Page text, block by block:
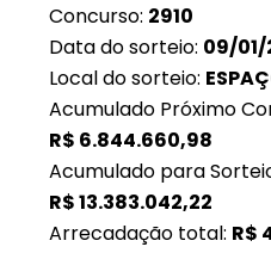
Concurso: 2910
Data do sorteio: 09/
Local do sorteio:
Acumulado Próximo
R$ 6.844.660,98
Acumulado para
R$13.383.042,22
Arrecadação total: R$